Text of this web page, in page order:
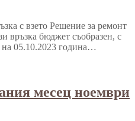
с взето Решение за ремонт
връзка бюджет съобразен, с
на 05.10.2023 година…
месец ноември